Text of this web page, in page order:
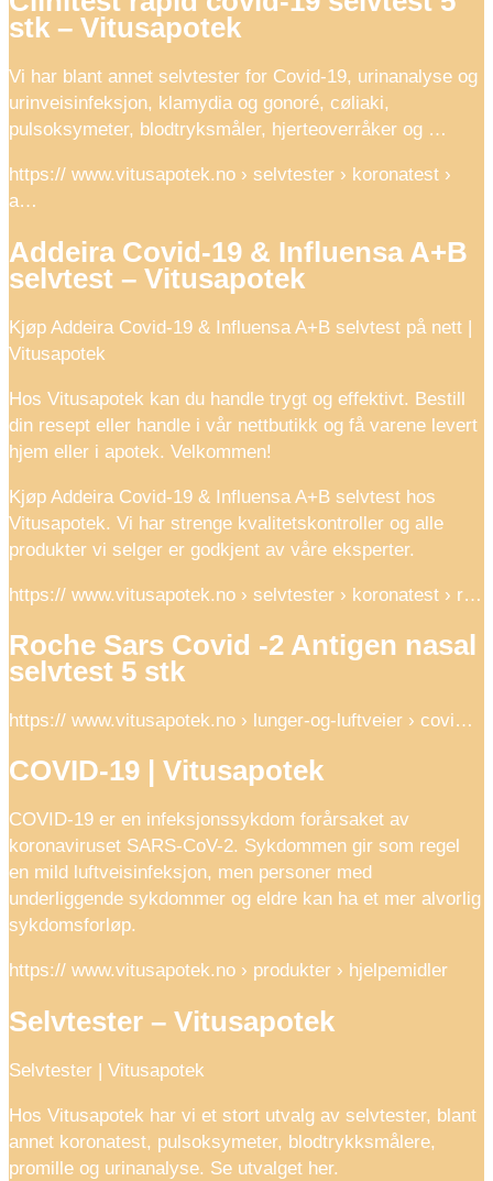
stk – Vitusapotek
Vi har blant annet selvtester for Covid-19, urinanalyse og
urinveisinfeksjon, klamydia og gonoré, cøliaki,
pulsoksymeter, blodtryksmåler, hjerteoverråker og …
https:// www.vitusapotek.no › selvtester › koronatest ›
a…
Addeira Covid-19 & Influensa A+B
selvtest – Vitusapotek
Kjøp Addeira Covid-19 & Influensa A+B selvtest på nett |
Vitusapotek
Hos Vitusapotek kan du handle trygt og effektivt. Bestill
din resept eller handle i vår nettbutikk og få varene levert
hjem eller i apotek. Velkommen!
Kjøp Addeira Covid-19 & Influensa A+B selvtest hos
Vitusapotek. Vi har strenge kvalitetskontroller og alle
produkter vi selger er godkjent av våre eksperter.
https:// www.vitusapotek.no › selvtester › koronatest › r…
Roche Sars Covid -2 Antigen nasal
selvtest 5 stk
https:// www.vitusapotek.no › lunger-og-luftveier › covi…
COVID-19 | Vitusapotek
COVID-19 er en infeksjonssykdom forårsaket av
koronaviruset SARS-CoV-2. Sykdommen gir som regel
en mild luftveisinfeksjon, men personer med
underliggende sykdommer og eldre kan ha et mer alvorlig
sykdomsforløp.
https:// www.vitusapotek.no › produkter › hjelpemidler
Selvtester – Vitusapotek
Selvtester | Vitusapotek
Hos Vitusapotek har vi et stort utvalg av selvtester, blant
annet koronatest, pulsoksymeter, blodtrykksmålere,
promille og urinanalyse. Se utvalget her.